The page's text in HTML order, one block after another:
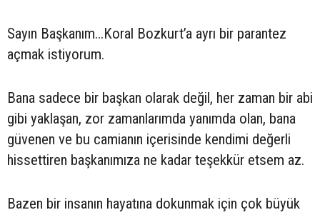
Sayın Başkanım...Koral Bozkurt’a ayrı bir parantez
açmak istiyorum.
Bana sadece bir başkan olarak değil, her zaman bir abi
gibi yaklaşan, zor zamanlarımda yanımda olan, bana
güvenen ve bu camianın içerisinde kendimi değerli
hissettiren başkanımıza ne kadar teşekkür etsem az.
Bazen bir insanın hayatına dokunmak için çok büyük